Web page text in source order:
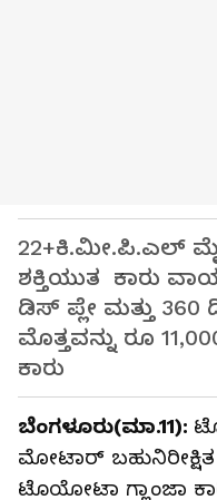
22+ಕಿ.ಮೀ.ಪಿ.ಎಲ್
ಶಕ್ತಿಯುತ ಕಾರು
ಡಿಸ್ ಪ್ಲೇ ಮತ್ತು 360
ಮೊತ್ತವನ್ನು ರೂ
ಕಾರು
ಬೆಂಗಳೂರು(ಮಾ.11):
ಮೋಟಾರ್
ಟೊಯೋಟಾ ಗ್ಲಾಂಜಾ